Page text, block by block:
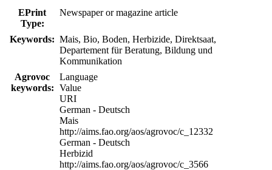
EPrint
Type:
Newspaper or magazine article
Keywords: Mais, Bio, Boden, Herbizide, Direktsaat,
Departement für Beratung, Bildung und
Kommunikation
Agrovoc
keywords:
Language
Value
URI
German - Deutsch
Mais
http://aims.fao.org/aos/agrovoc/c_12332
German - Deutsch
Herbizid
http://aims.fao.org/aos/agrovoc/c_3566